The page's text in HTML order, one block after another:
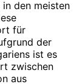
den meisten
für
der
ist es
zwischen
aus